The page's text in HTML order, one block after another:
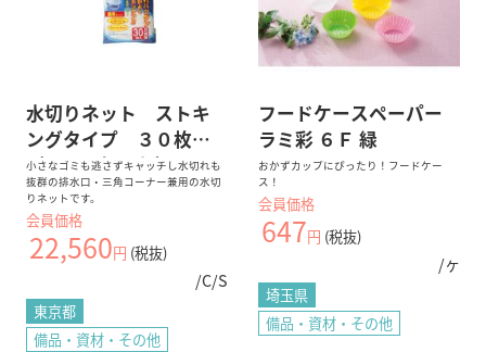
水切りネット ストキ
ングタイプ ３０枚
（１２０個入れ）
小さなゴミも逃さずキャッチし水切れも
抜群の排水口・三角コーナー兼用の水切
りネットです。
会員価格
22,560円 (税抜)
/C/S
東京都
備品・資材・その他
フードケースペーパー
ラミ彩 ６Ｆ 緑
おかずカップにぴったり！フードケー
ス！
会員価格
647円 (税抜)
/ヶ
埼玉県
備品・資材・その他